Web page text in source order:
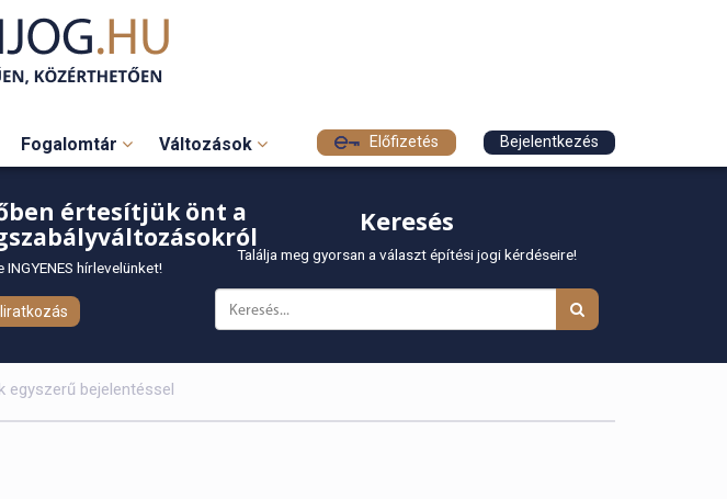
Fogalomtár Változások Előfizetés Bejelentkezés
értesítjük önt a
INGYENES hírlevelünket!
Keresés
Találja meg gyorsan a választ építési jogi kérdéseire!
egyszerű bejelentéssel